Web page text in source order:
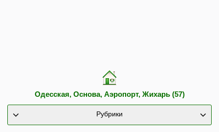
Одесская, Основа, Аэропорт, Жихарь (57)
Рубрики